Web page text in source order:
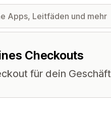
Checkouts
für dein Geschäft